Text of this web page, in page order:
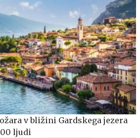
v bližini Gardskega jezera
ljudi